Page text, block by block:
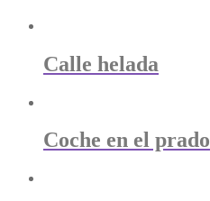
Calle helada
Coche en el prado